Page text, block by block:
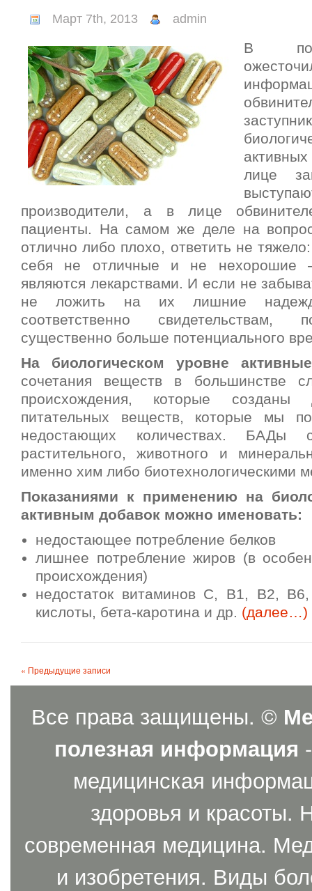
Март 7th, 2013 admin
В
лице
производители, а в лице
пациенты. На самом же деле на
отлично либо плохо, ответить не
себя не отличные и не
являются лекарствами. И если не
не ложить на их лишние
соответственно свидетельствам,
существенно больше потенциального
На биологическом уровне
сочетания веществ в большинстве
происхождения, которые созданы
питательных веществ, которые мы
недостающих количествах. БАДы
растительного, животного и
именно хим либо биотехнологическими
Показаниями к применению на
активным добавок можно именовать:
недостающее потребление белков
лишнее потребление жиров (в
происхождения)
недостаток витаминов С, В1, В2,
кислоты, бета-каротина и др. (далее…)
« Предыдущие записи
Все права защищены. ©
полезная информация
медицинская
здоровья и красоты.
современная медицина.
и изобретения. Виды